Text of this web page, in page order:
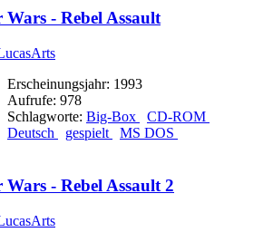
Wars - Rebel Assault
Erscheinungsjahr: 1993
Aufrufe: 978
Schlagworte: Big-Box
CD-ROM
Deutsch
gespielt MS DOS
Wars - Rebel Assault 2